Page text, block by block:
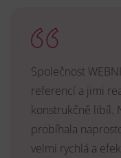
Společnost
referencí a jimi
konstrukčně libíl.
probíhala
velmi rychlá a